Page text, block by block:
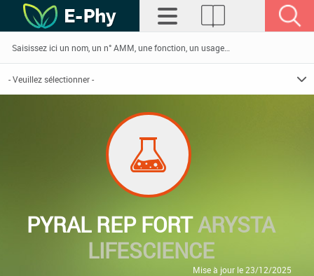
PYRAL REP FORTARYSTA
LIFESCIENCE
Mise à jour le 23/12/2025